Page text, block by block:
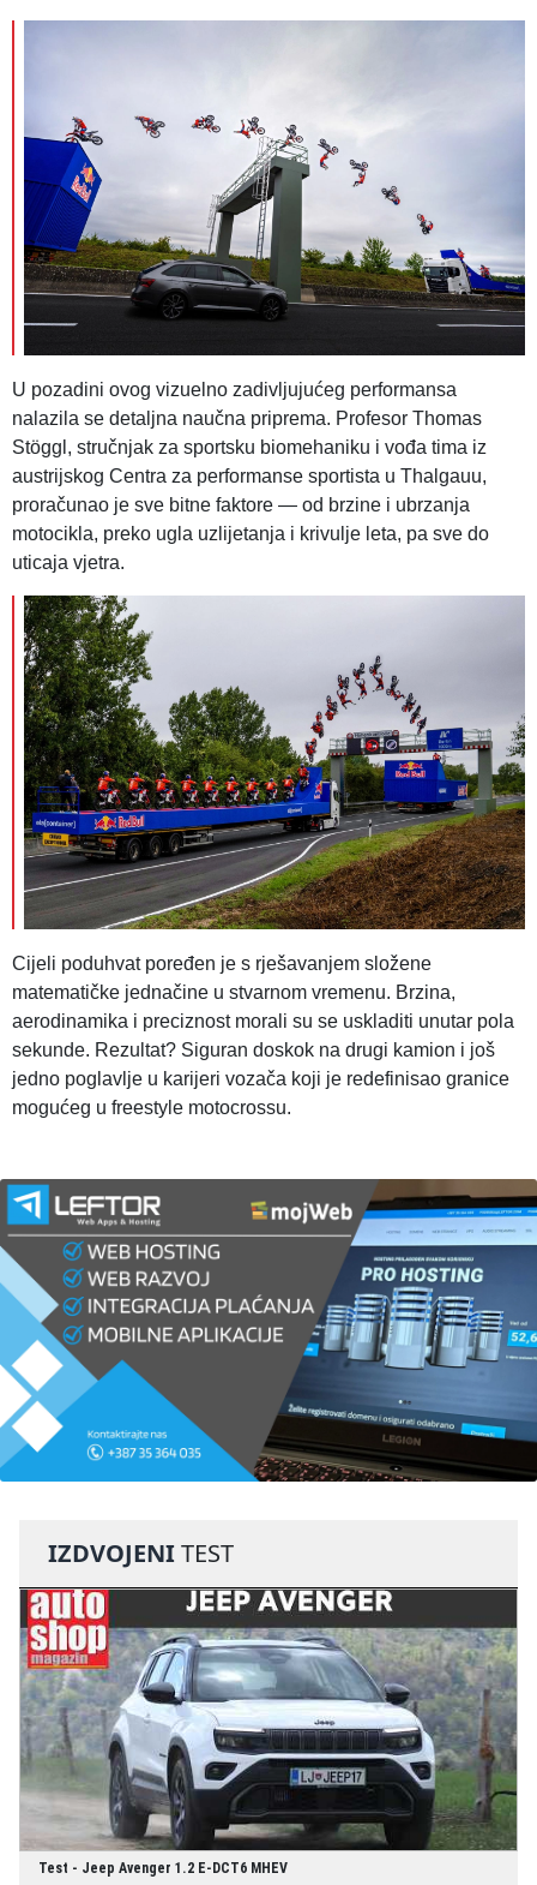
U pozadini ovog vizuelno zadivljujućeg performansa
nalazila se detaljna naučna priprema. Profesor Thomas
Stöggl, stručnjak za sportsku biomehaniku i vođa tima iz
austrijskog Centra za performanse sportista u Thalgauu,
proračunao je sve bitne faktore — od brzine i ubrzanja
motocikla, preko ugla uzlijetanja i krivulje leta, pa sve do
uticaja vjetra.
Cijeli poduhvat poređen je s rješavanjem složene
matematičke jednačine u stvarnom vremenu. Brzina,
aerodinamika i preciznost morali su se uskladiti unutar pola
sekunde. Rezultat? Siguran doskok na drugi kamion i još
jedno poglavlje u karijeri vozača koji je redefinisao granice
mogućeg u freestyle motocrossu.
IZDVOJENITEST
Test - Jeep Avenger 1.2 E-DCT6 MHEV